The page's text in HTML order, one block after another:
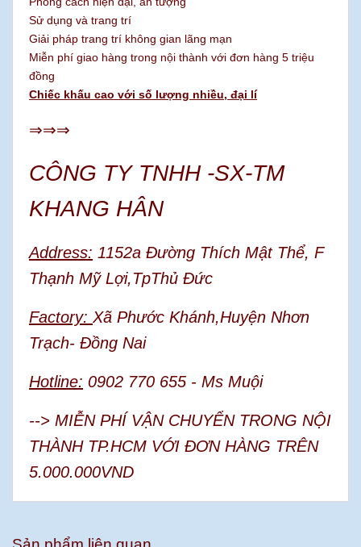
Sử dụng và trang trí
Giải pháp trang trí không gian lãng mạn
Miễn phí giao hàng trong nội thành với đơn hàng 5 triệu
đồng
Chiếc khấu cao với số lượng nhiều, đại lí
⇒⇒⇒
CÔNG TY TNHH -SX-TM
KHANG HÂN
Address: 1152a Đường Thích Mật Thể, F
Thạnh Mỹ Lợi,TpThủ Đức
Factory: Xã Phước Khánh,Huyện Nhơn
Trạch- Đồng Nai
Hotline: 0902 770 655 - Ms Muội
--> MIỄN PHÍ VẬN CHUYỂN TRONG NỘI
THÀNH TP.HCM VỚI ĐƠN HÀNG TRÊN
5.000.000VND